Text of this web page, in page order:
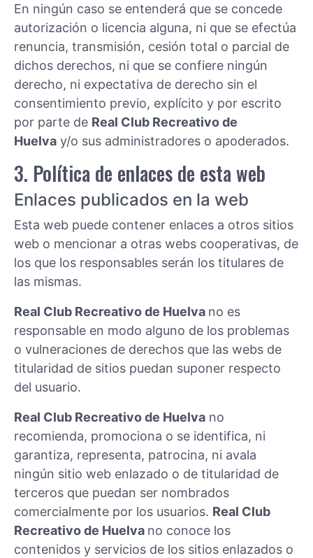
En ningún caso se entenderá que se concede
autorización o licencia alguna, ni que se efectúa
renuncia, transmisión, cesión total o parcial de
dichos derechos, ni que se confiere ningún
derecho, ni expectativa de derecho sin el
consentimiento previo, explícito y por escrito
por parte de Real Club Recreativo de
Huelva y/o sus administradores o apoderados.
3. Política de enlaces de esta web
Enlaces publicados en la web
Esta web puede contener enlaces a otros sitios
web o mencionar a otras webs cooperativas, de
los que los responsables serán los titulares de
las mismas.
Real Club Recreativo de Huelva no es
responsable en modo alguno de los problemas
o vulneraciones de derechos que las webs de
titularidad de sitios puedan suponer respecto
del usuario.
Real Club Recreativo de Huelva no
recomienda, promociona o se identifica, ni
garantiza, representa, patrocina, ni avala
ningún sitio web enlazado o de titularidad de
terceros que puedan ser nombrados
comercialmente por los usuarios. Real Club
Recreativo de Huelva no conoce los
contenidos y servicios de los sitios enlazados o